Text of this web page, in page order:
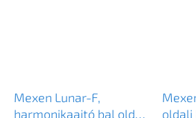
Mexen Lunar-F,
harmonikaajtó bal oldali
oldali